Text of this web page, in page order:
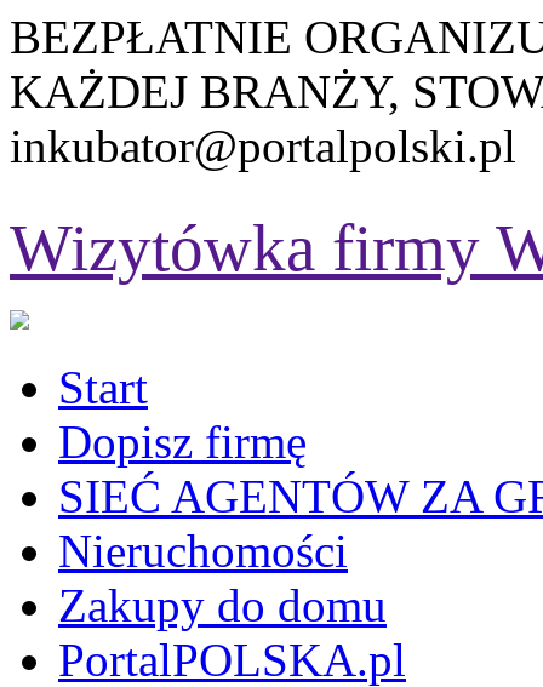
BEZPŁATNIE
KAŻDEJ BRANŻY,
inkubator@portalpolski.pl
Wizytówka firmy
Start
Dopisz firmę
SIEĆ AGENTÓW ZA
Nieruchomości
Zakupy do domu
PortalPOLSKA.pl